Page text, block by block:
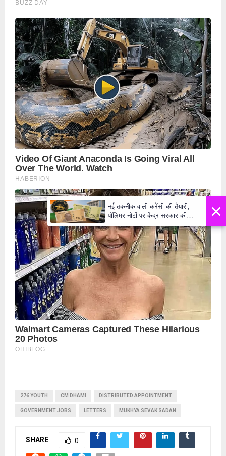
276 YOUTH CM DHAMI DISTRIBUTED APPOINTMENT
GOVERNMENT JOBS LETTERS MUKHYA SEVAK SADAN
SHARE 0
×
नई तकनीक वाली करेंसी की तैयारी,
पॉलिमर नोटों पर केंद्र सरकार की
मुहर,जल्द बाजार में दिखेंगे प्लास्टिक के
₹10 और ₹20 के नोट - Daily Lok
Manch PM Modi U